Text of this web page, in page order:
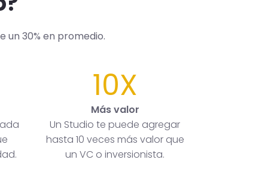
un 30% en promedio.
10X
Más valor
Un Studio te puede agregar
hasta 10 veces más valor que
un VC o inversionista.